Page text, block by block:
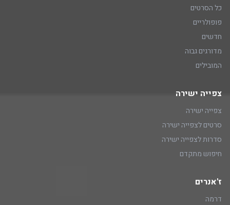
כל הסרטים
פופולריים
חדשים
מדורגים גבוה
המובילים
צפייה ישירה
צפייה ישירה
סרטים לצפייה ישירה
סדרות לצפייה ישירה
חיפוש מתקדם
ז'אנרים
דרמה